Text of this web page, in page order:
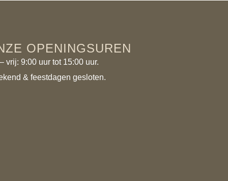
OPENINGSUREN
vrij: 9:00 uur tot 15:00 uur.
& feestdagen gesloten.